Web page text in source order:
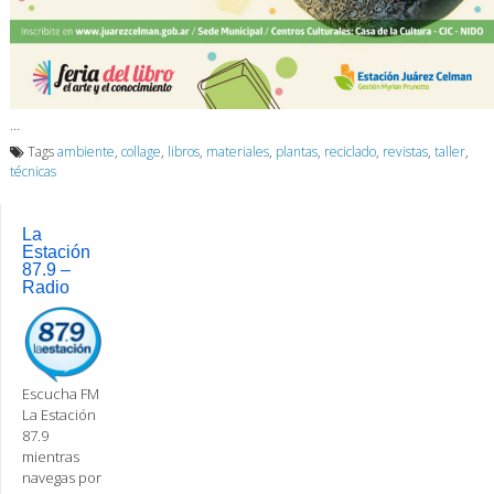
…
Tagsambiente, collage, libros, materiales, plantas, reciclado, revistas, taller,
técnicas
La
Estación
87.9 –
Radio
Escucha FM
La Estación
87.9
mientras
navegas por